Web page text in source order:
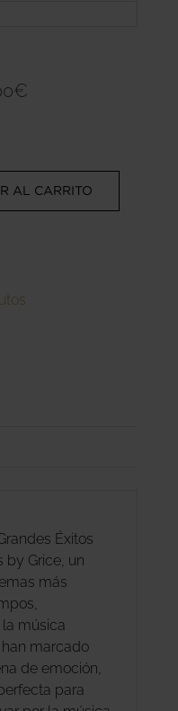
€
AL CARRITO
Éxitos
by Grice, un
más
música
marcado
de emoción,
para